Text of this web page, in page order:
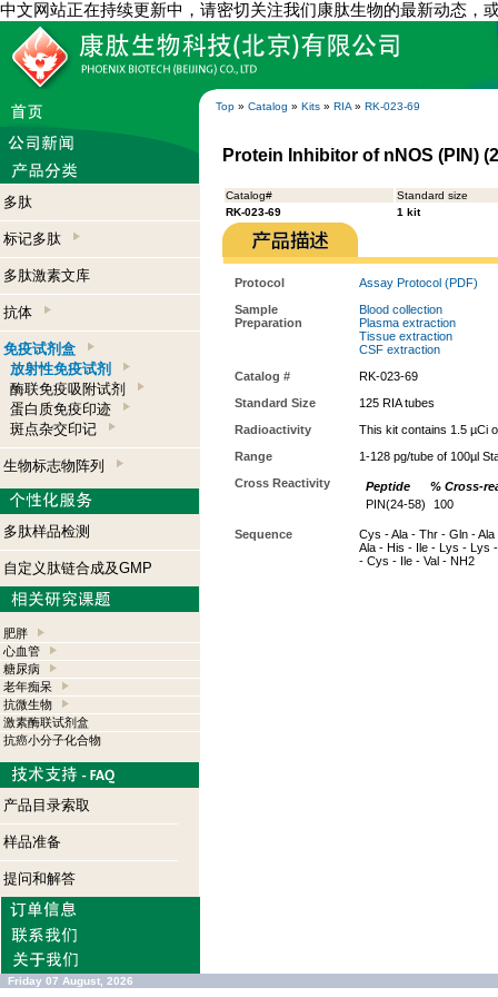
中文网站正在持续更新中，请密切关注我们康肽生物的最新动态，
Top » Catalog » Kits » RIA » RK-023-69
多肽
标记多肽
多肽激素文库
抗体
免疫试剂盒
放射性免疫试剂
酶联免疫吸附试剂
蛋白质免疫印迹
斑点杂交印记
生物标志物阵列
多肽样品检测
自定义肽链合成及GMP
肥胖
心血管
糖尿病
老年痴呆
抗微生物
激素酶联试剂盒
抗癌小分子化合物
产品目录索取
样品准备
提问和解答
Protein Inhibitor of nNOS (PIN)
Catalog#
Standard size
RK-023-69
1 kit
Protocol
Assay Protocol (PDF)
Sample
Preparation
Blood collection
Plasma extraction
Tissue extraction
CSF extraction
Catalog #
RK-023-69
Standard Size
125 RIA tubes
Radioactivity
This kit contains 1.5 µCi
Range
1-128 pg/tube of 100µl
Cross Reactivity
Peptide
% Cross-
PIN(24-58)
100
Sequence
Cys - Ala - Thr - Gln -
Ala - His - Ile - Lys - Lys
- Cys - Ile - Val - NH2
Friday 07 August, 2026